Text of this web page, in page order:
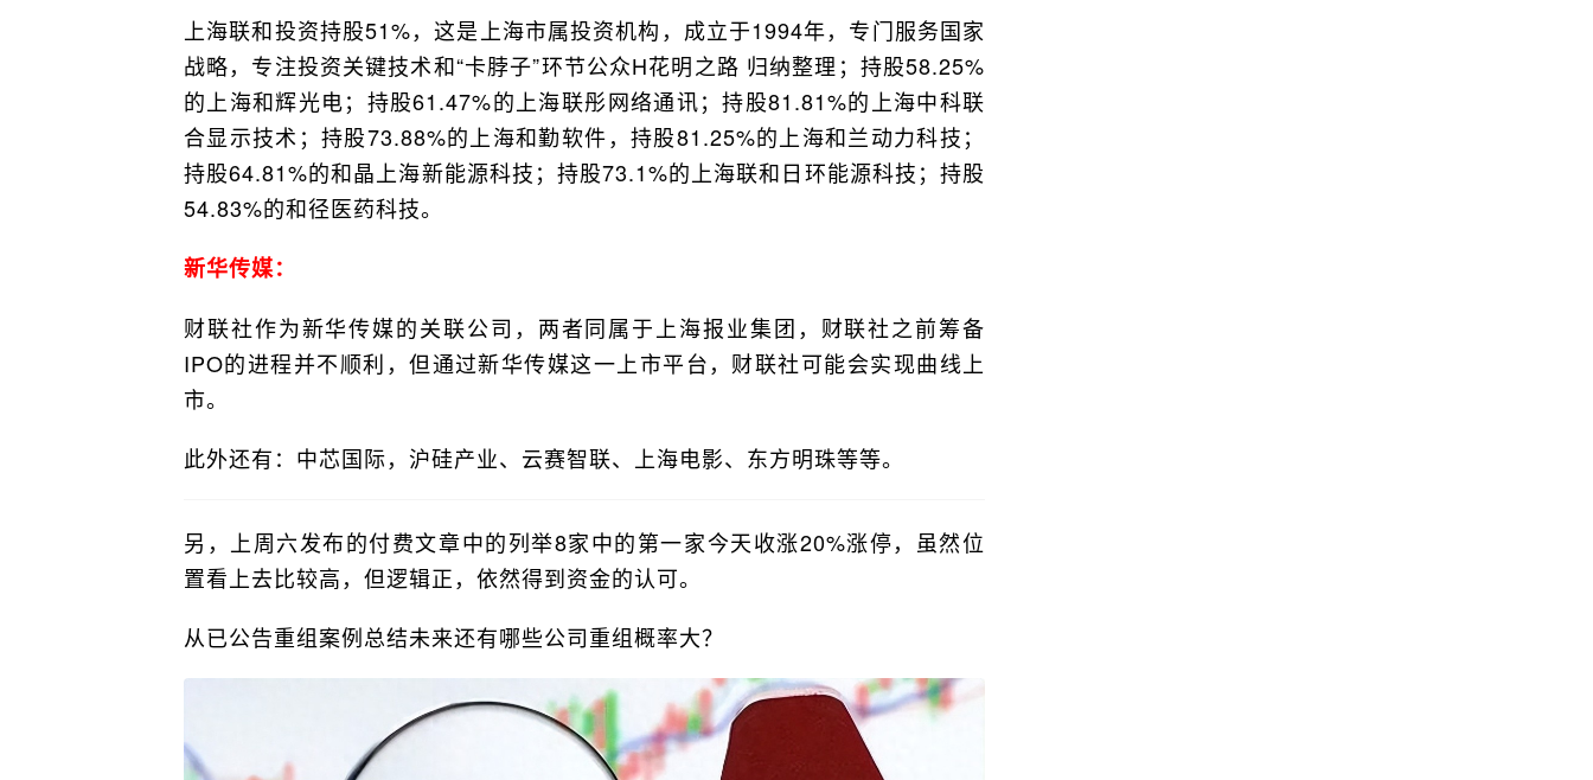
上海联和投资持股51%，这是上海市属投资机构，成立于1994年，专门服务国家
战略，专注投资关键技术和“卡脖子”环节公众H花明之路 归纳整理；持股58.25%
的上海和辉光电；持股61.47%的上海联彤网络通讯；持股81.81%的上海中科联
合显示技术；持股73.88%的上海和勤软件，持股81.25%的上海和兰动力科技；
持股64.81%的和晶上海新能源科技；持股73.1%的上海联和日环能源科技；持股
54.83%的和径医药科技。
新华传媒：
财联社作为新华传媒的关联公司，两者同属于上海报业集团，财联社之前筹备
IPO的进程并不顺利，但通过新华传媒这一上市平台，财联社可能会实现曲线上
市。
此外还有：中芯国际，沪硅产业、云赛智联、上海电影、东方明珠等等。
另，上周六发布的付费文章中的列举8家中的第一家今天收涨20%涨停，虽然位
置看上去比较高，但逻辑正，依然得到资金的认可。
从已公告重组案例总结未来还有哪些公司重组概率大？